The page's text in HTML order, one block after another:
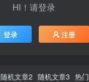
HI！请登录
登录 注册
随机文章2 随机文章3 热
HI！请登录
登录 注册
随机文章2 随机文章3 热